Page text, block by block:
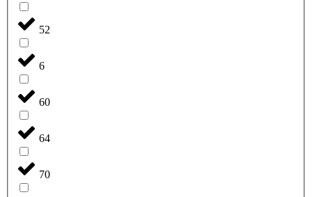
52
6
60
64
70